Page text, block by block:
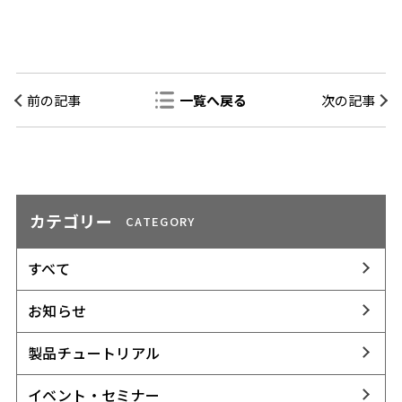
前の記事 一覧へ戻る 次の記事
カテゴリー CATEGORY
すべて
お知らせ
製品チュートリアル
イベント・セミナー